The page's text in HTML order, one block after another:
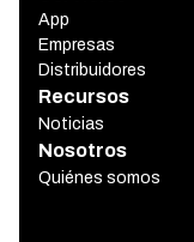
App
Empresas
Distribuidores
Recursos
Noticias
Nosotros
Quiénes somos